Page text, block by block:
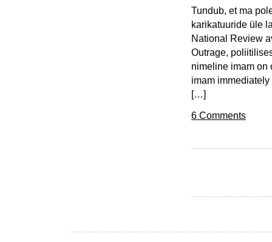
Tundub, et ma
karikatuuride üle
National Review
Outrage,
nimeline imam on
imam
[…]
6 Comments